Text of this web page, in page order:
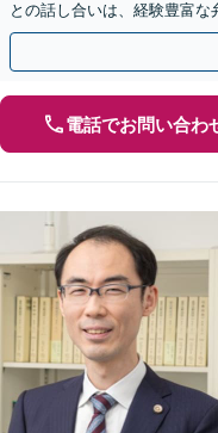
との話し合いは、経験豊富
重視【予約で夜間・休日対応
電話でお問い合わ